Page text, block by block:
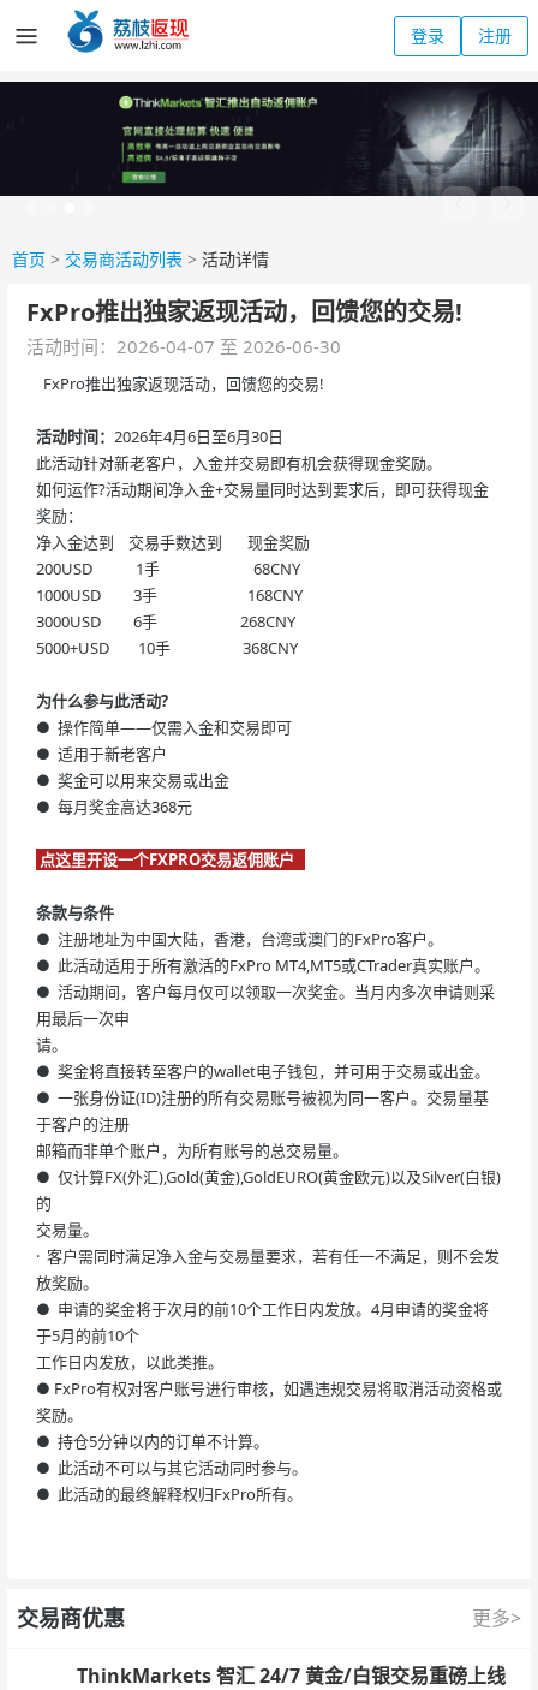
登录 注册
首页 > 交易商活动列表 > 活动详情
FxPro推出独家返现活动，回馈您的交易!
活动时间：2026-04-07 至 2026-06-30
FxPro推出独家返现活动，回馈您的交易!
活动时间： 2026年4月6日至6月30日
此活动针对新老客户，入金并交易即有机会获得现金奖励。
如何运作?活动期间净入金+交易量同时达到要求后，即可获得现金
奖励：
净入金达到 交易手数达到 现金奖励
200USD 1手 68CNY
1000USD 3手 168CNY
3000USD 6手 268CNY
5000+USD 10手 368CNY
为什么参与此活动?
● 操作简单——仅需入金和交易即可
● 适用于新老客户
● 奖金可以用来交易或出金
● 每月奖金高达368元
点这里开设一个FXPRO交易返佣账户
条款与条件
● 注册地址为中国大陆，香港，台湾或澳门的FxPro客户。
● 此活动适用于所有激活的FxPro MT4,MT5或CTrader真实账户。
● 活动期间，客户每月仅可以领取一次奖金。当月内多次申请则采
用最后一次申
请。
● 奖金将直接转至客户的wallet电子钱包，并可用于交易或出金。
● 一张身份证(ID)注册的所有交易账号被视为同一客户。交易量基
于客户的注册
邮箱而非单个账户，为所有账号的总交易量。
● 仅计算FX(外汇),Gold(黄金),GoldEURO(黄金欧元)以及Silver(白银)
的
交易量。
· 客户需同时满足净入金与交易量要求，若有任一不满足，则不会发
放奖励。
● 申请的奖金将于次月的前10个工作日内发放。4月申请的奖金将
于5月的前10个
工作日内发放，以此类推。
● FxPro有权对客户账号进行审核，如遇违规交易将取消活动资格或
奖励。
● 持仓5分钟以内的订单不计算。
● 此活动不可以与其它活动同时参与。
● 此活动的最终解释权归FxPro所有。
交易商优惠 更多>
ThinkMarkets 智汇 24/7 黄金/白银交易重磅上线